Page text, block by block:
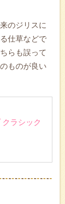
のジリスに
仕草などで
らも誤って
ものが良い
ラシック